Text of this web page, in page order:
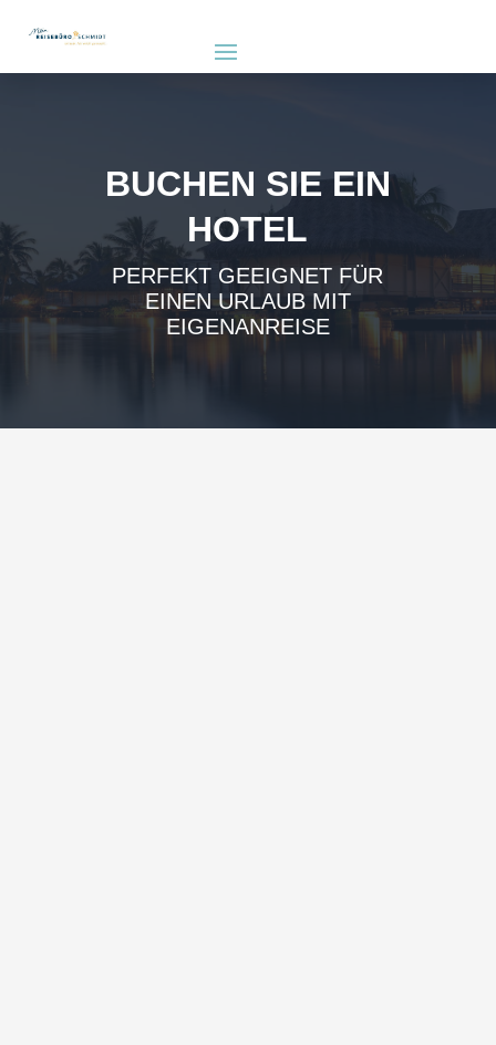
BUCHEN SIE EIN
HOTEL
PERFEKT GEEIGNET FÜR
EINEN URLAUB MIT
EIGENANREISE